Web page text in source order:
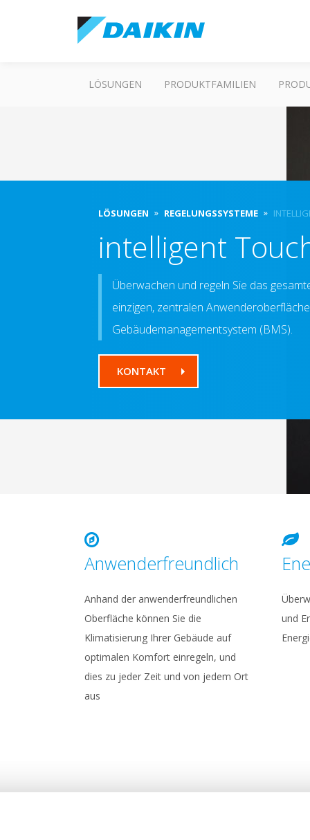
LÖSUNGEN PRODUKTFAMILIEN
LÖSUNGEN REGELUNGSSYSTEME
intelligent
Überwachen und regeln Sie das
einzigen, zentralen
Gebäudemanagementsystem (BMS).
KONTAKT
Anwenderfreundlich
Anhand der anwenderfreundlichen
Oberfläche können Sie die
Klimatisierung Ihrer Gebäude auf
optimalen Komfort einregeln, und
dies zu jeder Zeit und von jedem Ort
aus
und